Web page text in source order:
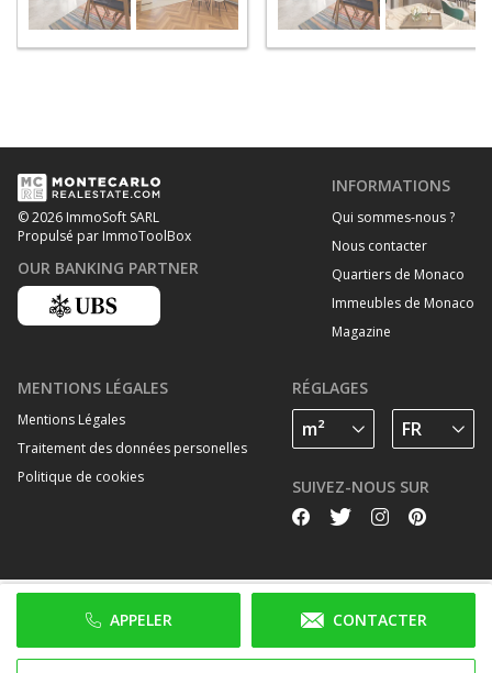
APPELER CONTACTER
© 2026 ImmoSoft SARL
Propulsé par ImmoToolBox
OUR BANKING PARTNER
INFORMATIONS
Qui sommes-nous ?
Nous contacter
Quartiers de Monaco
Immeubles de Monaco
Magazine
MENTIONS LÉGALES
Mentions Légales
Traitement des données personelles
Politique de cookies
RÉGLAGES
SUIVEZ-NOUS SUR